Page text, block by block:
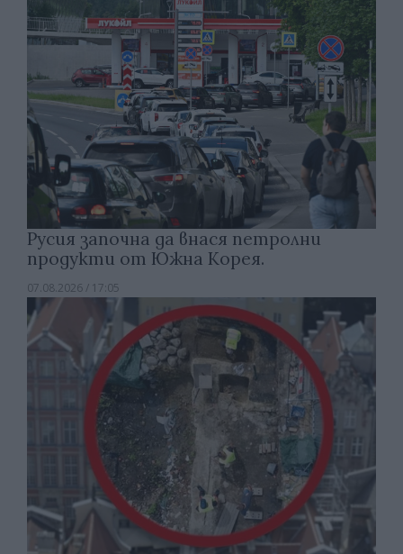
Русия започна да внася петролни
продукти от Южна Корея.
07.08.2026 / 17:05